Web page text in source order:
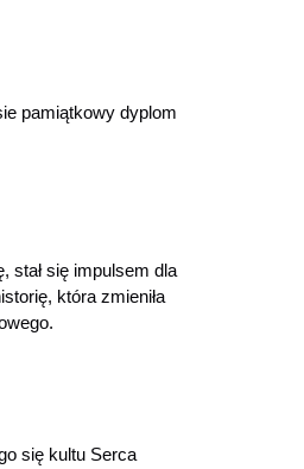
pamiątkowy dyplom
stał się impulsem dla
która zmieniła
się kultu Serca